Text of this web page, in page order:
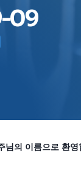
09
님의 이름으로 환영